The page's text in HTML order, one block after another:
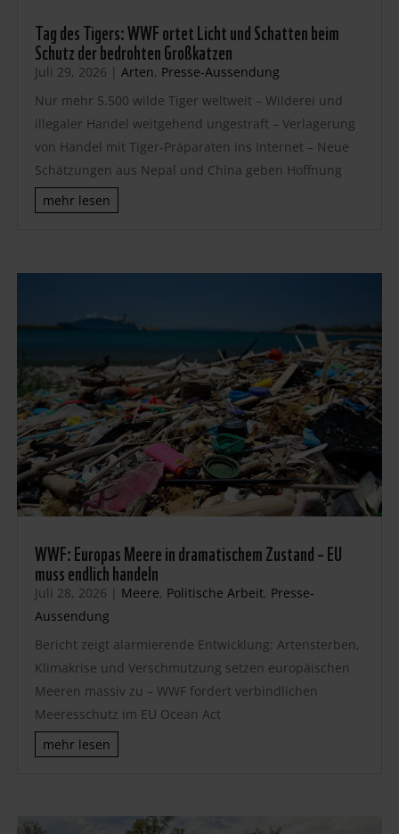
Tag des Tigers: WWF ortet Licht und Schatten beim
Schutz der bedrohten Großkatzen
Juli 29, 2026 | Arten, Presse-Aussendung
Nur mehr 5.500 wilde Tiger weltweit – Wilderei und
illegaler Handel weitgehend ungestraft – Verlagerung
von Handel mit Tiger-Präparaten ins Internet – Neue
Schätzungen aus Nepal und China geben Hoffnung
mehr lesen
WWF: Europas Meere in dramatischem Zustand – EU
muss endlich handeln
Juli 28, 2026 | Meere, Politische Arbeit, Presse-
Aussendung
Bericht zeigt alarmierende Entwicklung: Artensterben,
Klimakrise und Verschmutzung setzen europäischen
Meeren massiv zu – WWF fordert verbindlichen
Meeresschutz im EU Ocean Act
mehr lesen